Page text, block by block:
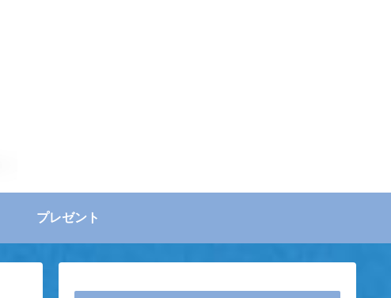
プレゼント